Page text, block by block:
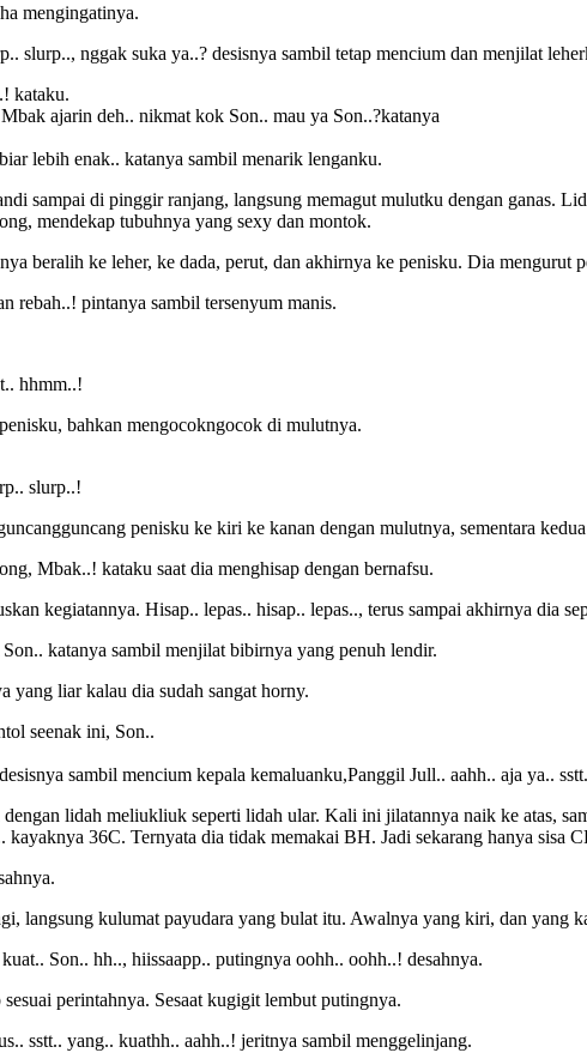
mengingatinya.
slurp.., nggak suka ya..? desisnya sambil tetap mencium dan menjilat
kataku.
ajarin deh.. nikmat kok Son.. mau ya Son..?katanya
lebih enak.. katanya sambil menarik lenganku.
sampai di pinggir ranjang, langsung memagut mulutku dengan ganas.
mendekap tubuhnya yang sexy dan montok.
beralih ke leher, ke dada, perut, dan akhirnya ke penisku. Dia mengurut
rebah..! pintanya sambil tersenyum manis.
hhmm..!
bahkan mengocokngocok di mulutnya.
slurp..!
penisku ke kiri ke kanan dengan mulutnya, sementara
Mbak..! kataku saat dia menghisap dengan bernafsu.
kegiatannya. Hisap.. lepas.. hisap.. lepas.., terus sampai akhirnya dia
katanya sambil menjilat bibirnya yang penuh lendir.
yang liar kalau dia sudah sangat horny.
seenak ini, Son..
sambil mencium kepala kemaluanku,Panggil Jull.. aahh.. aja ya..
lidah meliukliuk seperti lidah ular. Kali ini jilatannya naik ke atas,
kayaknya 36C. Ternyata dia tidak memakai BH. Jadi sekarang hanya sisa
langsung kulumat payudara yang bulat itu. Awalnya yang kiri, dan yang
Son.. hh.., hiissaapp.. putingnya oohh.. oohh..! desahnya.
perintahnya. Sesaat kugigit lembut putingnya.
sstt.. yang.. kuathh.. aahh..! jeritnya sambil menggelinjang.